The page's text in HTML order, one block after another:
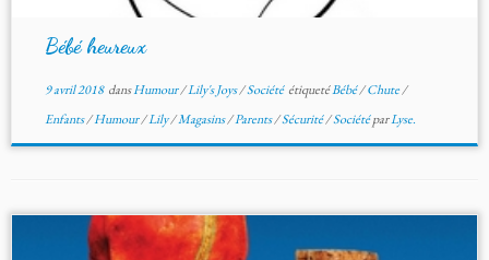
Bébé heureux
9 avril 2018dansHumour/Lily's Joys/Société étiquetéBébé/Chute/
Enfants/Humour/Lily/Magasins/Parents/Sécurité/SociétéparLyse.